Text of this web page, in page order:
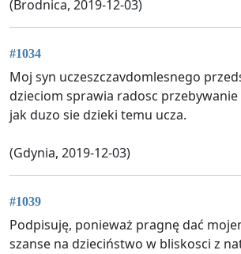
(Brodnica, 2019-12-03)
#1034
Moj syn uczeszczavdomlesnego
dzieciom sprawia radosc
jak duzo sie dzieki temu ucza.
(Gdynia, 2019-12-03)
#1039
Podpisuję, ponieważ pragnę dać
szanse na dzieciństwo w bliskosci z